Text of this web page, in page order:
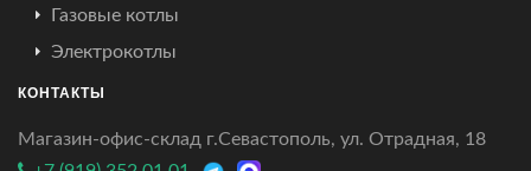
Газовые котлы
Электрокотлы
КОНТАКТЫ
Магазин-офис-склад г.Севастополь, ул. Отрадная, 18